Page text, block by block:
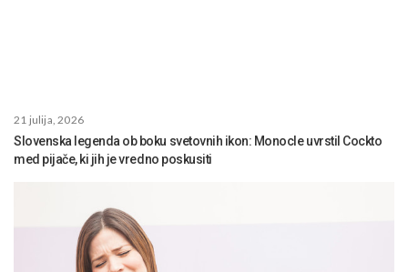
21 julija, 2026
Slovenska legenda ob boku svetovnih ikon: Monocle uvrstil Cockto
med pijače, ki jih je vredno poskusiti